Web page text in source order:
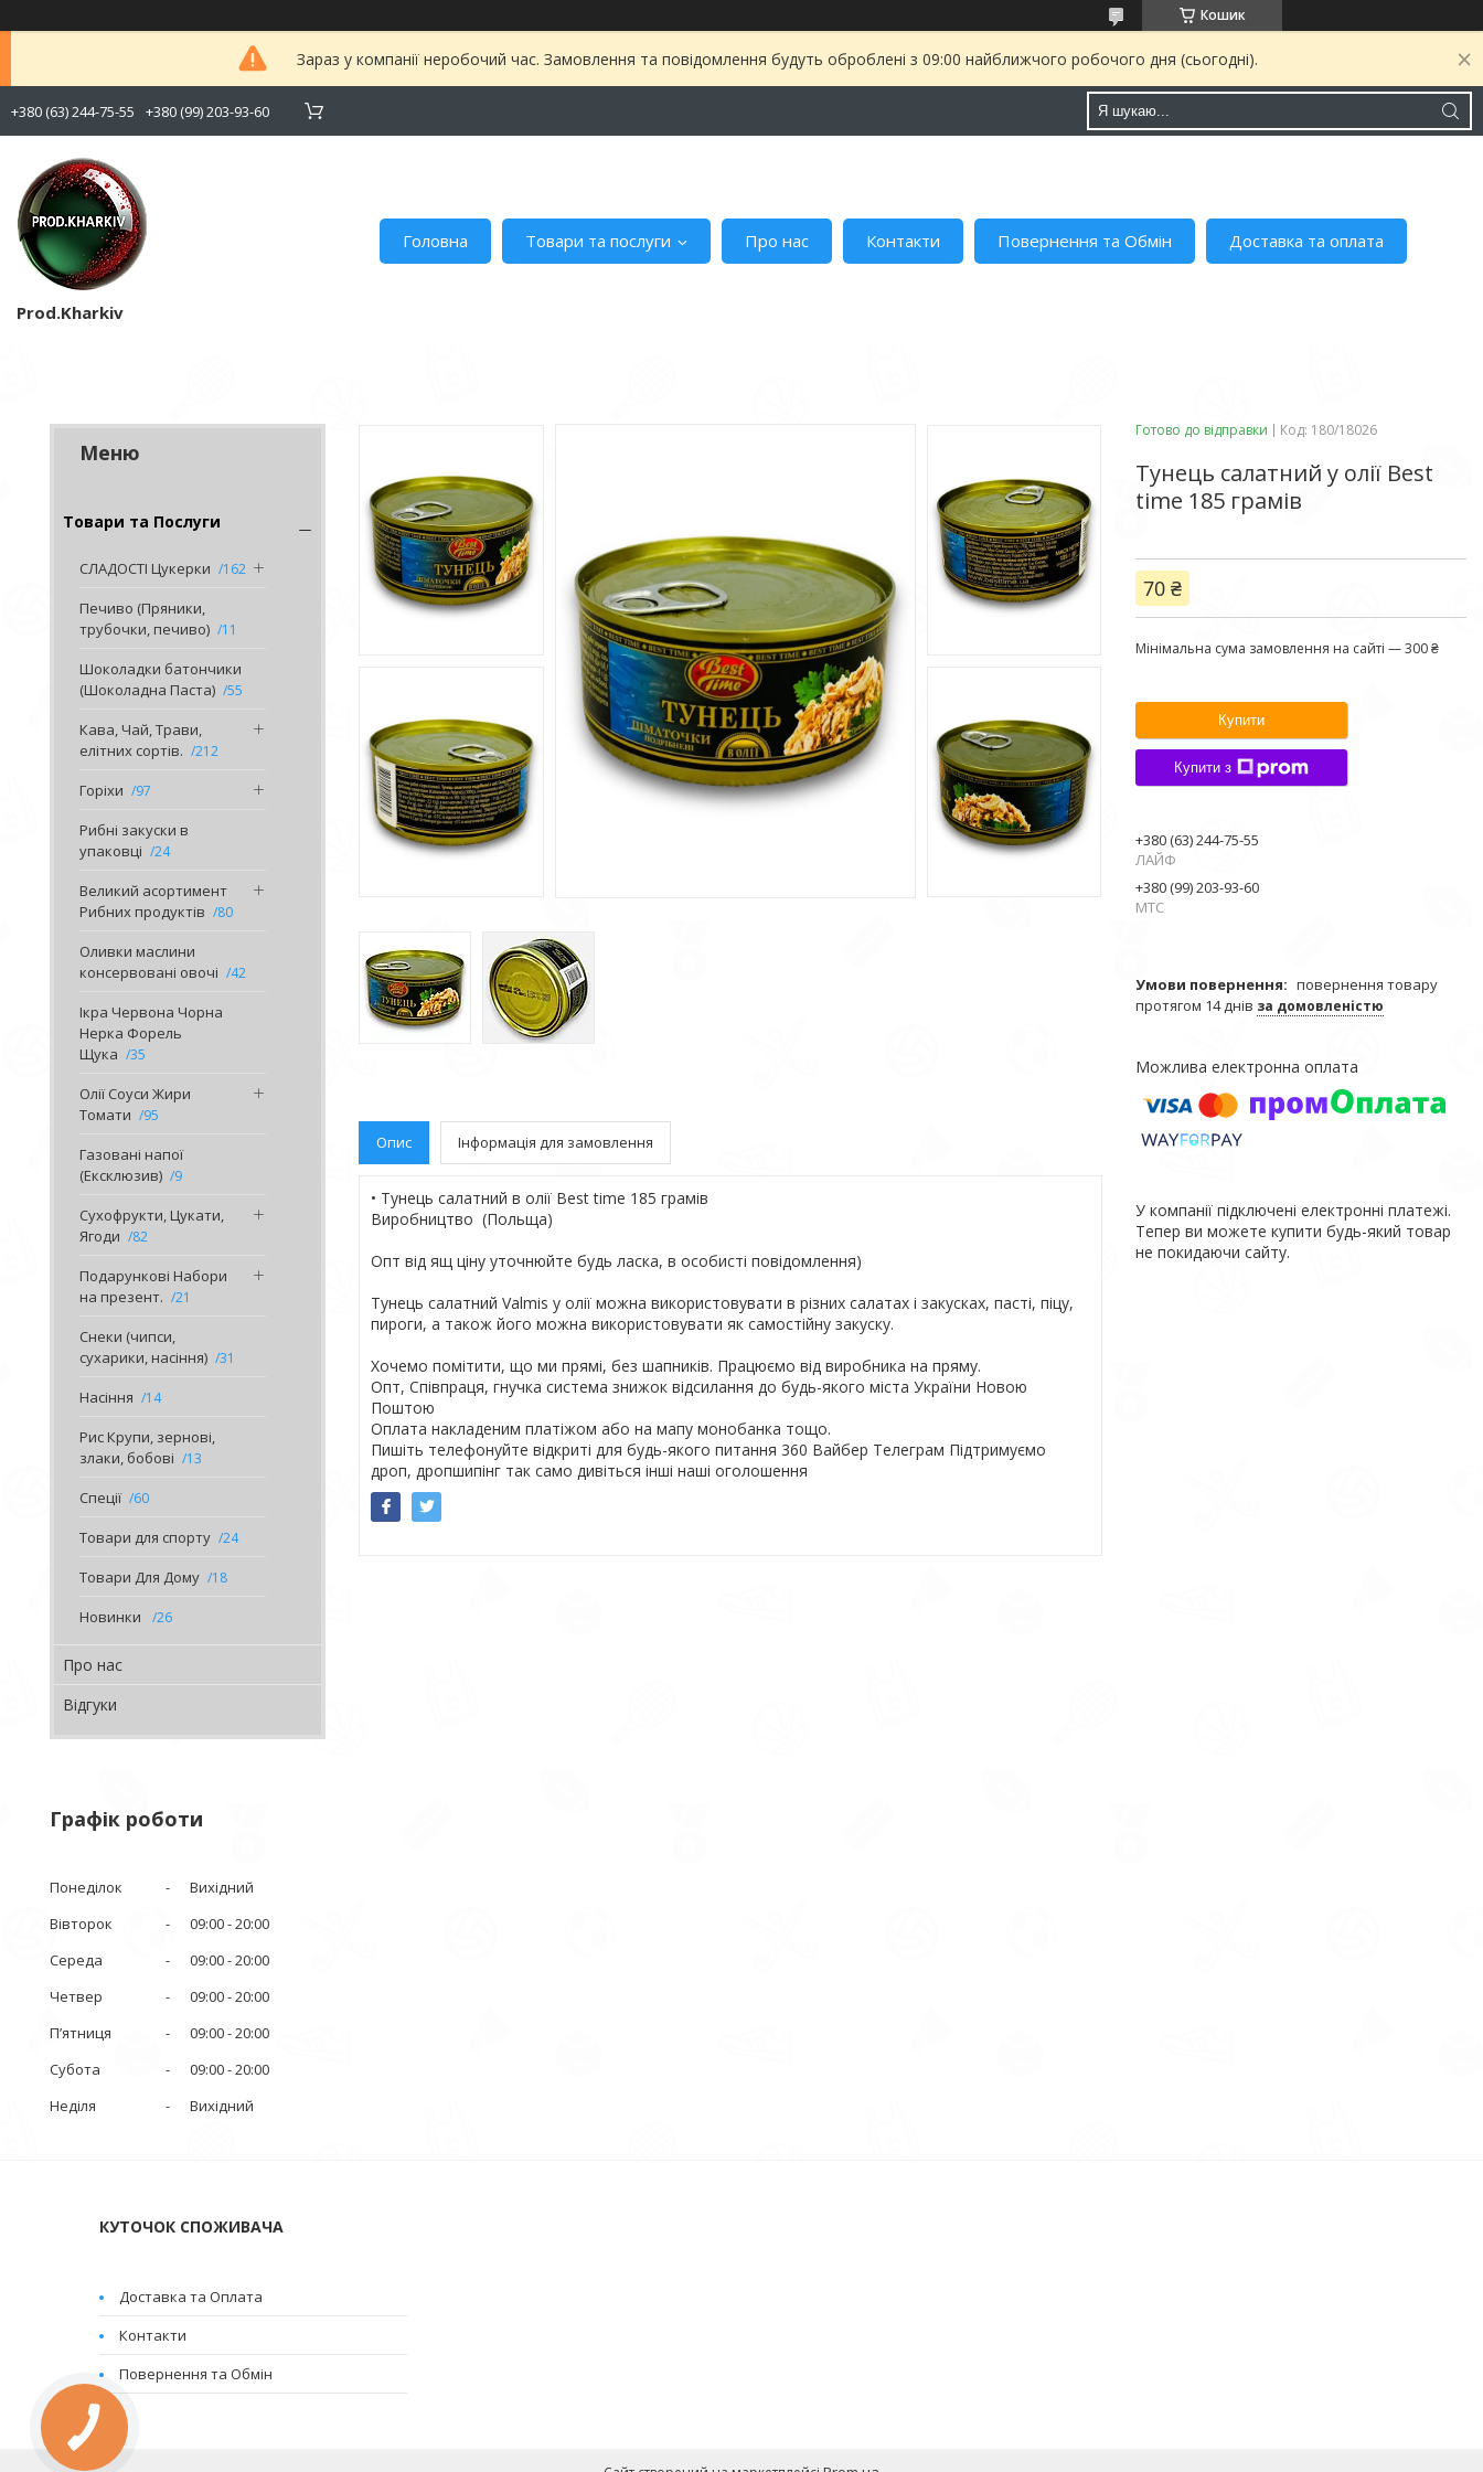
Кошик
Зараз у компанії неробочий час. Замовлення та повідомлення будуть оброблені з 09:00 найближчого робочого дня (сьогодні).
+380 (63) 244-75-55 +380 (99) 203-93-60
Prod.Kharkiv
Головна Товари та послуги Про нас Контакти Повернення та Обмін Доставка та оплата
Товари та Послуги
СЛАДОСТІ Цукерки 162
Печиво (Пряники,
трубочки, печиво)
11
Шоколадки батончики
(Шоколадна Паста)
55
Кава, Чай, Трави,
елітних сортів.
212
Горіхи 97
Рибні закуски в
упаковці
24
Великий асортимент
Рибних продуктів
80
Оливки маслини
консервовані овочі
42
Ікра Червона Чорна
Нерка Форель
Щука
35
Олії Соуси Жири
Томати
95
Газовані напої
(Ексклюзив)
9
Сухофрукти, Цукати,
Ягоди
82
Подарункові Набори
на презент.
21
Снеки (чипси,
сухарики, насіння)
31
Насіння 14
Рис Крупи, зернові,
злаки, бобові
13
Спеції 60
Товари для спорту 24
Товари Для Дому 18
Новинки 26
Про нас
Відгуки
Графік роботи
Понеділок
Вихідний
Вівторок
09:00 20:00
Середа
09:00 20:00
Четвер
09:00 20:00
Пʼятниця
09:00 20:00
Субота
09:00 20:00
Неділя
Вихідний
Опис Інформація для замовлення
• Тунець салатний в олії Best time 185 грамів
Виробництво (Польща)
Опт від ящ ціну уточнюйте будь ласка, в особисті повідомлення)
Тунець салатний Valmis у олії можна використовувати в різних салатах і закусках, пасті, піцу,
пироги, а також його можна використовувати як самостійну закуску.
Хочемо помітити, що ми прямі, без шапників. Працюємо від виробника на пряму.
Опт, Співпраця, гнучка система знижок відсилання до будь-якого міста України Новою
Поштою
Оплата накладеним платіжом або на мапу монобанка тощо.
Пишіть телефонуйте відкриті для будь-якого питання 360 Вайбер Телеграм Підтримуємо
дроп, дропшипінг так само дивіться інші наші оголошення
Готово до відправки Код: 180/18026
Тунець салатний у олії Best
time 185 грамів
70 ₴
Мінімальна сума замовлення на сайті — 300 ₴
Купити
Купити з
+380 (63) 244-75-55
ЛАЙФ
+380 (99) 203-93-60
МТС
повернення товару
протягом 14 днів за домовленістю
У компанії підключені електронні платежі.
Тепер ви можете купити будь-який товар
не покидаючи сайту.
КУТОЧОК СПОЖИВАЧА
Доставка та Оплата
Контакти
Повернення та Обмін